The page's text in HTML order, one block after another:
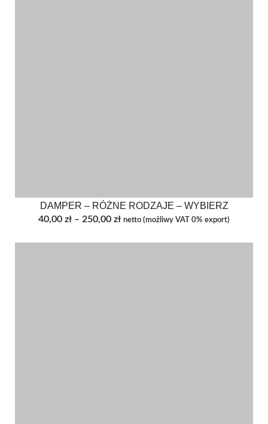
DAMPER – RÓŻNE RODZAJE – WYBIERZ
40,00 zł – 250,00 złZakres
netto (możliwy VAT 0% export)